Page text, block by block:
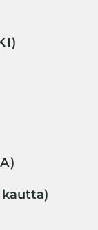
kautta)